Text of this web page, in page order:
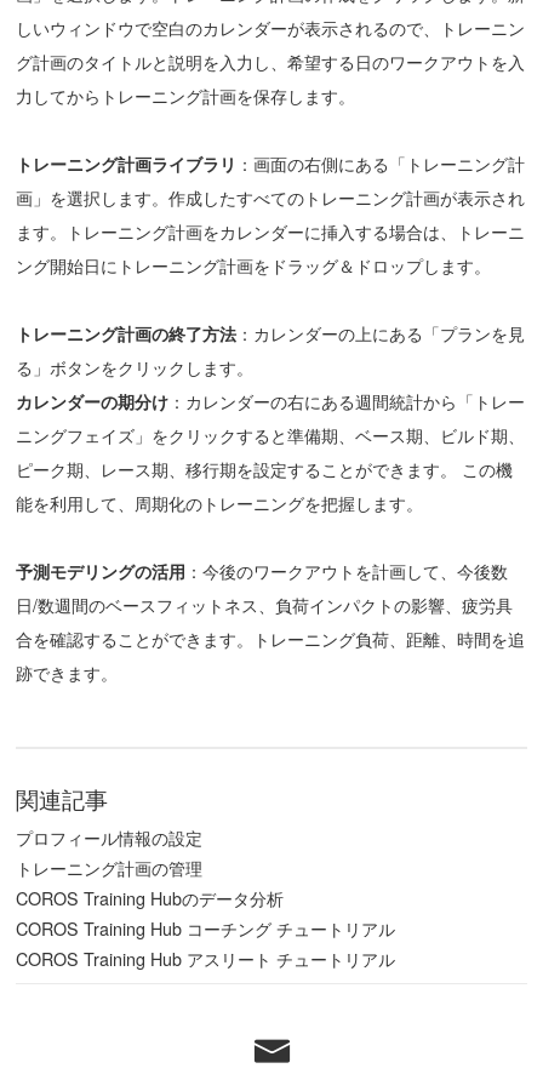
関連記事
プロフィール情報の設定
トレーニング計画の管理
COROS Training Hubのデータ分析
COROS Training Hub コーチング チュートリアル
COROS Training Hub アスリート チュートリアル
しいウィンドウで空白のカレンダーが表示されるので、トレーニン
グ計画のタイトルと説明を入力し、希望する日のワークアウトを入
力してからトレーニング計画を保存します。
トレーニング計画ライブラリ ：画面の右側にある「トレーニング計
画」を選択します。作成したすべてのトレーニング計画が表示され
ます。トレーニング計画をカレンダーに挿入する場合は、トレーニ
ング開始日にトレーニング計画をドラッグ＆ドロップします。
トレーニング計画の終了方法：カレンダーの上にある「プランを見
る」ボタンをクリックします。
カレンダーの期分け：カレンダーの右にある週間統計から「トレー
ニングフェイズ」をクリックすると準備期、ベース期、ビルド期、
ピーク期、レース期、移行期を設定することができます。 この機
能を利用して、周期化のトレーニングを把握します。
予測モデリングの活用 ：今後のワークアウトを計画して、今後数
日/数週間のベースフィットネス、負荷インパクトの影響、疲労具
合を確認することができます。トレーニング負荷、距離、時間を追
跡できます。